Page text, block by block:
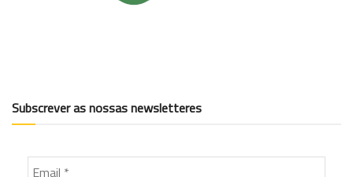
Subscrever as nossas newsletteres